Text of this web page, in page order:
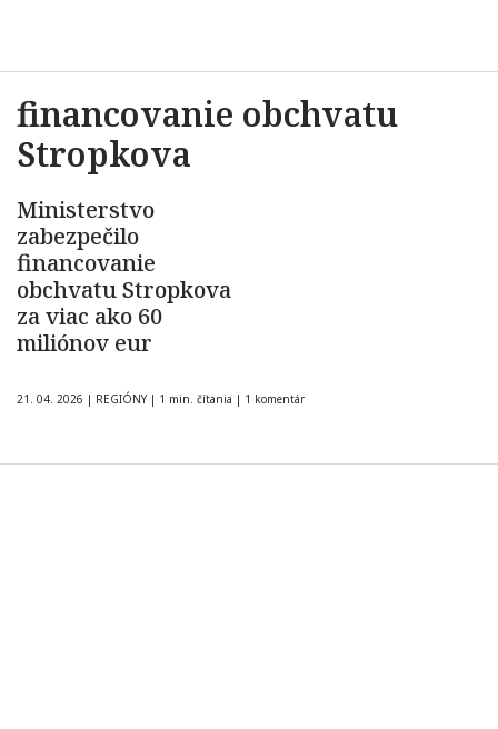
financovanie obchvatu
Stropkova
Ministerstvo
zabezpečilo
financovanie
obchvatu Stropkova
za viac ako 60
miliónov eur
21. 04. 2026 | REGIÓNY | 1 min. čítania | 1 komentár